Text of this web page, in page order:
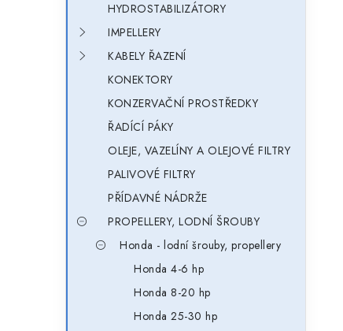
HYDROSTABILIZÁTORY
IMPELLERY
KABELY ŘAZENÍ
KONEKTORY
KONZERVAČNÍ PROSTŘEDKY
ŘADÍCÍ PÁKY
OLEJE, VAZELÍNY A OLEJOVÉ FILTRY
PALIVOVÉ FILTRY
PŘÍDAVNÉ NÁDRŽE
PROPELLERY, LODNÍ ŠROUBY
Honda - lodní šrouby, propellery
Honda 4-6 hp
Honda 8-20 hp
Honda 25-30 hp